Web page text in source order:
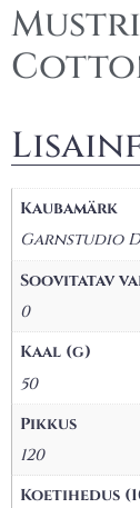
Kaubamärk
Garnstudio
Soovitatav
0
Kaal (g)
50
Pikkus
120
Koetihedus